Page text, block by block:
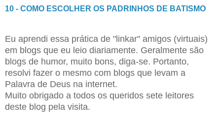
10 - COMO ESCOLHER OS PADRINHOS DE BATISMO
Eu aprendi essa prática de "linkar" amigos (virtuais)
em blogs que eu leio diariamente. Geralmente são
blogs de humor, muito bons, diga-se. Portanto,
resolvi fazer o mesmo com blogs que levam a
Palavra de Deus na internet.
Muito obrigado a todos os queridos sete leitores
deste blog pela visita.